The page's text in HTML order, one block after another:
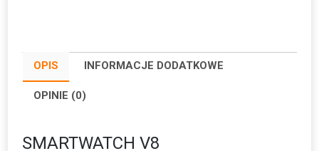
OPIS INFORMACJE DODATKOWE
OPINIE (0)
SMARTWATCH V8